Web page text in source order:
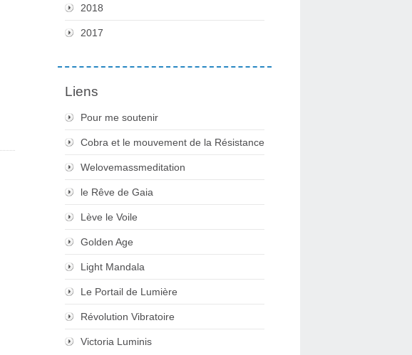
2018
2017
Liens
Pour me soutenir
Cobra et le mouvement de la Résistance
Welovemassmeditation
le Rêve de Gaia
Lève le Voile
Golden Age
Light Mandala
Le Portail de Lumière
Révolution Vibratoire
Victoria Luminis